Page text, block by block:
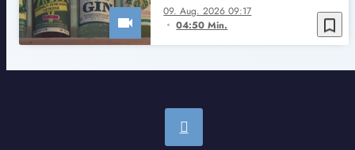
bookmark_border
09. Aug. 2026 09:17
04:50 Min.